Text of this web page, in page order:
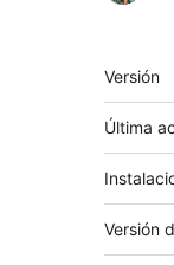
Meta
Versión
Última
Versión